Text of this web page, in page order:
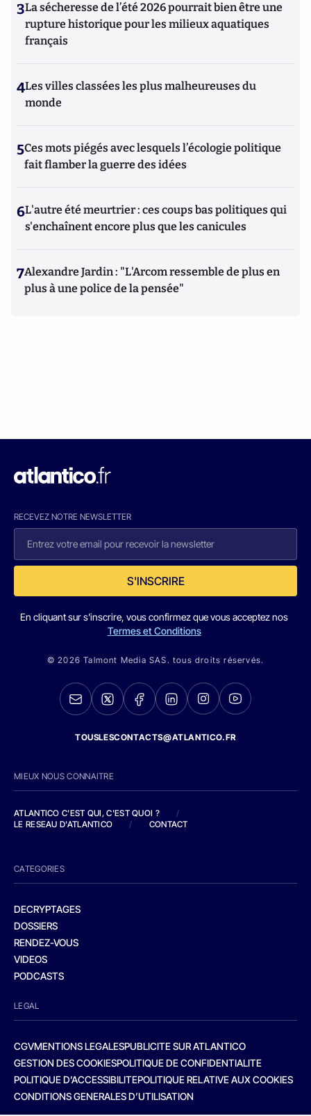
3La sécheresse de l’été 2026 pourrait bien être une
rupture historique pour les milieux aquatiques
français
4Les villes classées les plus malheureuses du
monde
5Ces mots piégés avec lesquels l’écologie politique
fait flamber la guerre des idées
6L'autre été meurtrier : ces coups bas politiques qui
s'enchaînent encore plus que les canicules
7Alexandre Jardin : "L'Arcom ressemble de plus en
plus à une police de la pensée"
RECEVEZ NOTRE NEWSLETTER
S'INSCRIRE
En cliquant sur s'inscrire, vous confirmez que vous acceptez nos
Termes et Conditions
© 2026 Talmont Media SAS. tous droits réservés.
TOUSLESCONTACTS@ATLANTICO.FR
MIEUX NOUS CONNAITRE
ATLANTICO C'EST QUI, C'EST QUOI ?
/
LE RESEAU D'ATLANTICO
/ CONTACT
CATEGORIES
DECRYPTAGES
DOSSIERS
RENDEZ-VOUS
VIDEOS
PODCASTS
LEGAL
CGVMENTIONS LEGALESPUBLICITE SUR ATLANTICO
GESTION DES COOKIESPOLITIQUE DE CONFIDENTIALITE
POLITIQUE D’ACCESSIBILITEPOLITIQUE RELATIVE AUX COOKIES
CONDITIONS GENERALES D’UTILISATION